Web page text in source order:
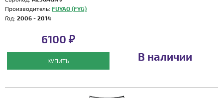
Производитель: FUYAO (FYG)
Год: 2006 - 2014
6100 ₽
КУПИТЬ В наличии